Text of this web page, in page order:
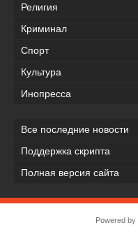
Религия
Криминал
Спорт
Культура
Инопресса
Все последние новости
Поддержка скрипта
Полная версия сайта
Powered by